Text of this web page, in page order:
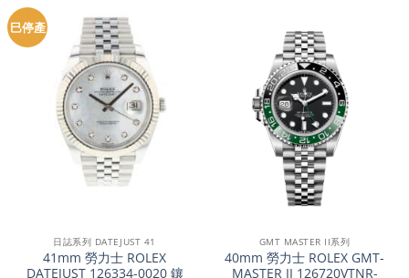
巳停產
日誌系列 DATEJUST 41
41mm 勞力士 ROLEX
DATEJUST 126334-0020 鑲
GMT MASTER II系列
40mm 勞力士 ROLEX GMT-
MASTER II 126720VTNR-